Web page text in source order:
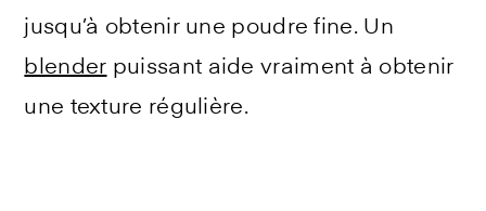
jusqu’à obtenir une poudre fine. Un
blender puissant aide vraiment à obtenir
une texture régulière.